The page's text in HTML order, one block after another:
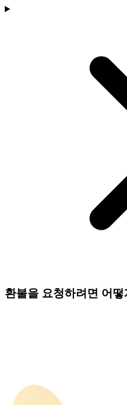
환불을 요청하려면 어